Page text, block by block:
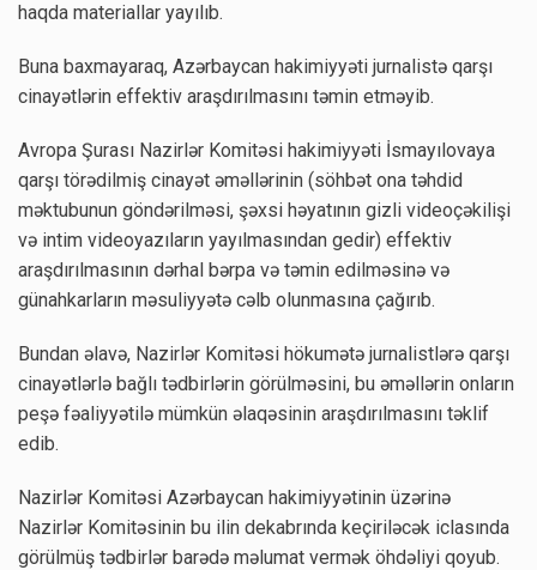
haqda materiallar yayılıb.
Buna baxmayaraq, Azərbaycan hakimiyyəti jurnalistə qarşı
cinayətlərin effektiv araşdırılmasını təmin etməyib.
Avropa Şurası Nazirlər Komitəsi hakimiyyəti İsmayılovaya
qarşı törədilmiş cinayət əməllərinin (söhbət ona təhdid
məktubunun göndərilməsi, şəxsi həyatının gizli videoçəkilişi
və intim videoyazıların yayılmasından gedir) effektiv
araşdırılmasının dərhal bərpa və təmin edilməsinə və
günahkarların məsuliyyətə cəlb olunmasına çağırıb.
Bundan əlavə, Nazirlər Komitəsi hökumətə jurnalistlərə qarşı
cinayətlərlə bağlı tədbirlərin görülməsini, bu əməllərin onların
peşə fəaliyyətilə mümkün əlaqəsinin araşdırılmasını təklif
edib.
Nazirlər Komitəsi Azərbaycan hakimiyyətinin üzərinə
Nazirlər Komitəsinin bu ilin dekabrında keçiriləcək iclasında
görülmüş tədbirlər barədə məlumat vermək öhdəliyi qoyub.